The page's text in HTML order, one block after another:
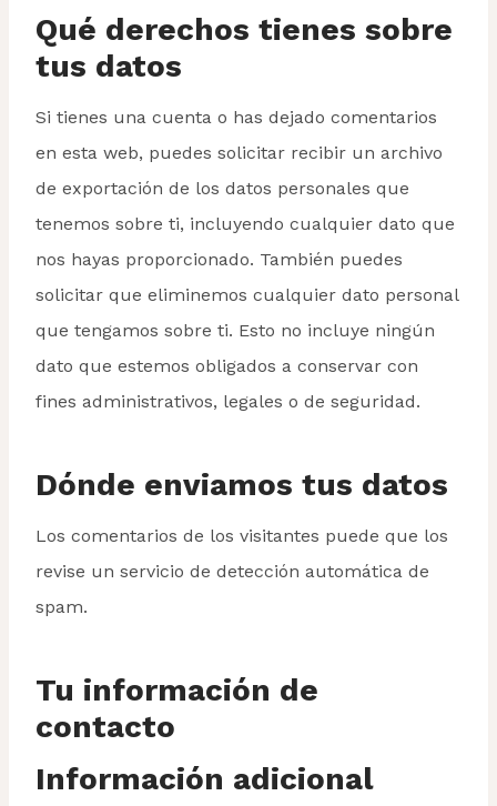
Qué derechos tienes sobre
tus datos
Si tienes una cuenta o has dejado comentarios
en esta web, puedes solicitar recibir un archivo
de exportación de los datos personales que
tenemos sobre ti, incluyendo cualquier dato que
nos hayas proporcionado. También puedes
solicitar que eliminemos cualquier dato personal
que tengamos sobre ti. Esto no incluye ningún
dato que estemos obligados a conservar con
fines administrativos, legales o de seguridad.
Dónde enviamos tus datos
Los comentarios de los visitantes puede que los
revise un servicio de detección automática de
spam.
Tu información de
contacto
Información adicional